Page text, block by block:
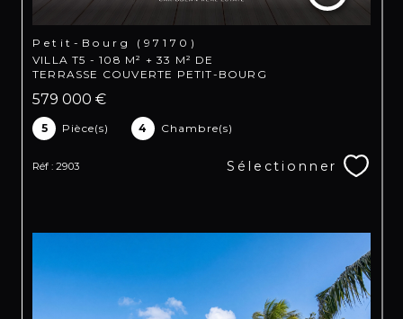
Petit-Bourg (97170)
VILLA T5 - 108 M² + 33 M² DE
TERRASSE COUVERTE PETIT-BOURG
579 000 €
5 Pièce(s) 4 Chambre(s)
Réf : 2903 Sélectionner